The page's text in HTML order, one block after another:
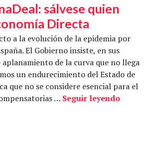
sálvese quien
Directa
a la evolución de la epidemia por
El Gobierno insiste, en sus
de la curva que no llega
un endurecimiento del Estado de
que no se considere esencial para el
… Seguir leyendoNew